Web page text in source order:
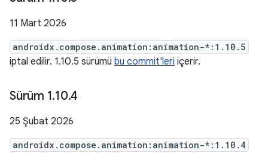
11 Mart 2026
androidx.compose.animation:animation-*:1.10.5
iptal edilir. 1.10.5 sürümü bu commit'leri içerir.
Sürüm 1.10.4
25 Şubat 2026
androidx.compose.animation:animation-*:1.10.4